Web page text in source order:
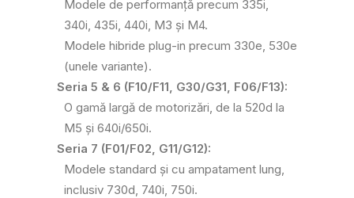
Modele de performanță precum 335i,
340i, 435i, 440i, M3 și M4.
Modele hibride plug-in precum 330e, 530e
(unele variante).
Seria 5 & 6 (F10/F11, G30/G31, F06/F13):
O gamă largă de motorizări, de la 520d la
M5 și 640i/650i.
Seria 7 (F01/F02, G11/G12):
Modele standard și cu ampatament lung,
inclusiv 730d, 740i, 750i.